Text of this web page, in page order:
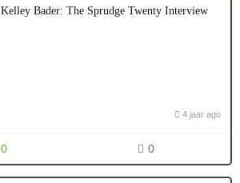
Kelley Bader: The Sprudge Twenty Interview
4 jaar ago
0 0